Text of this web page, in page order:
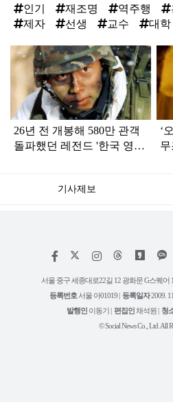
인기
재조명 역주행
제자
선생 교수 대학
탑
라
인
26년 전 개봉해 580만 관객
돌파했던 레전드 '한국 영
‘
기사제보
페
스
인
타
램
서울 중구 세종대로22길 12 광화문 G스퀘어
등록번호 서울 아01019 | 등록일자2009.
발행인 이동기 | 편집인 채석원 | 청
© Social News Co., Ltd. All